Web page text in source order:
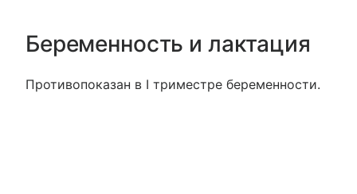
Беременность и лактация
Противопоказан в I триместре беременности.